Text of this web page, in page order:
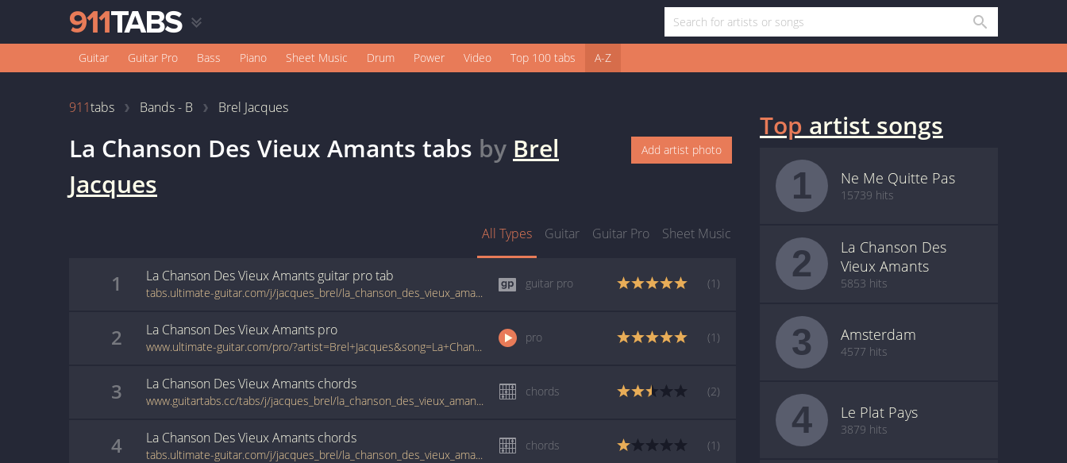
Guitar Guitar Pro Bass Piano Sheet Music Drum Power Video Top 100 tabs A-Z
911tabs Bands - B Brel Jacques
La Chanson Des Vieux Amants tabs by Brel
Jacques
Add artist photo
All Types Guitar Guitar Pro Sheet Music
1 La Chanson Des Vieux Amants guitar protab
tabs.ultimate-guitar.com/j/jacques_brel/la_chanson_des_vieux_amants_guitar_pro.htm
guitar pro (1)
2 La Chanson Des Vieux Amants pro
www.ultimate-guitar.com/pro/?artist=Brel+Jacques&song=La+Chanson+Des+Vieux+Amants&utm_source=911tabs&utm_medium=Song&utm_campaign=List
pro (1)
3 La Chanson Des Vieux Amants chords
www.guitartabs.cc/tabs/j/jacques_brel/la_chanson_des_vieux_amants_crd.html
chords (2)
4 La Chanson Des Vieux Amants chords
tabs.ultimate-guitar.com/j/jacques_brel/la_chanson_des_vieux_amants_crd.htm
chords (1)
Top artist songs
1 Ne Me Quitte Pas
15739 hits
2
La Chanson Des
Vieux Amants
5853 hits
3 Amsterdam
4577 hits
4 Le Plat Pays
3879 hits